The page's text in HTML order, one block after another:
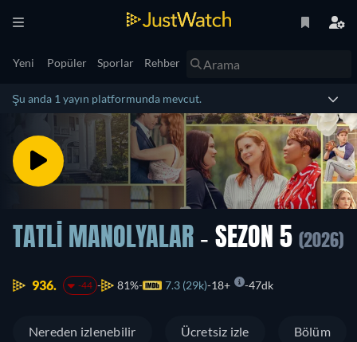
Yeni Popüler Sporlar Rehber
Şu anda 1 yayın platformunda mevcut.
TATLI MANOLYALAR - SEZON 5 (2026)
936. -44 81% 7.3 (29k) 18+ 47dk
Nereden izlenebilir Ücretsiz izle Bölüm